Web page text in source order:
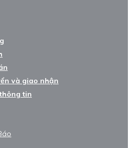
và giao nhận
tin